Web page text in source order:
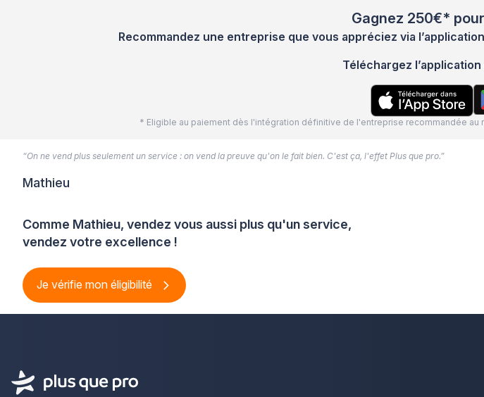
Gagnez 250€*
Recommandez une entreprise que vous appréciez via
Téléchargez
* Eligible au paiement dès l'intégration définitive de l'entreprise recommandée au
Comme Mathieu, vendez vous aussi plus qu'un service,
vendez votre excellence !
Je vérifie mon éligibilité
“On ne vend plus seulement un service : on vend la preuve qu'on le fait bien. C'est ça, l'effet Plus que pro.”
Mathieu